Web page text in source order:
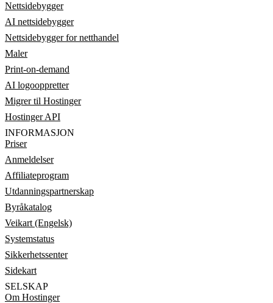
Nettsidebygger
AI nettsidebygger
Nettsidebygger for netthandel
Maler
Print-on-demand
AI logooppretter
Migrer til Hostinger
Hostinger API
INFORMASJON
Priser
Anmeldelser
Affiliateprogram
Utdanningspartnerskap
Byråkatalog
Veikart (Engelsk)
Systemstatus
Sikkerhetssenter
Sidekart
SELSKAP
Om Hostinger